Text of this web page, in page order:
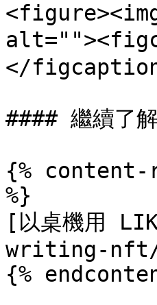
</
#### 繼續了解
{% content-
%}
[以桌機用
writing-nft/
{%